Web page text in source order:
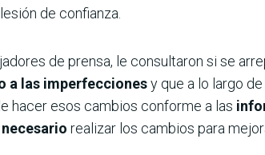
de confianza.
de prensa, le consultaron si se
a las imperfeccionesy que a lo largo
hacer esos cambios conforme a las
realizar los cambios para